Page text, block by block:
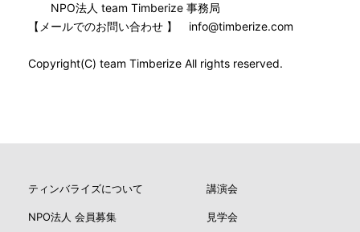
NPO法人 team Timberize 事務局
【メールでのお問い合わせ 】 info@timberize.com
Copyright(C) team Timberize All rights reserved.
ティンバライズについて
NPO法人 会員募集
講演会
見学会